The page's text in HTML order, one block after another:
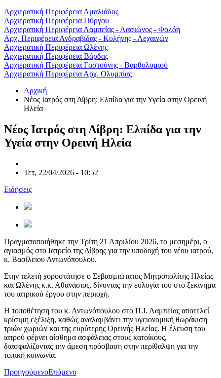
Αρχιερατική Περιφέρεια Αμαλιάδος
Αρχιερατική Περιφέρεια Πύργου
Αρχιερατική Περιφέρεια Λαμπείας - Λασιώνος - Φολόη
Αρχ. Περιφέρεια Ανδραβίδας - Κυλήνης - Λεχαινών
Αρχιερατική Περιφέρεια Ωλένης
Αρχιερατική Περιφέρεια Βάρδας
Αρχιερατική Περιφέρεια Γαστούνης - Βαρθολομιού
Αρχιερατική Περιφέρεια Αρχ. Ολυμπίας
Αρχική
Νέος Ιατρός στη Δίβρη: Ελπίδα για την Υγεία στην Ορεινή
Ηλεία
Νέος Ιατρός στη Δίβρη: Ελπίδα για την
Υγεία στην Ορεινή Ηλεία
Τετ, 22/04/2026 - 10:52
Ειδήσεις
Πραγματοποιήθηκε την Τρίτη 21 Απριλίου 2026, το μεσημέρι, ο
αγιασμός στο Ιατρείο της Δίβρης για την υποδοχή του νέου ιατρού,
κ. Βασίλειου Αντωνόπουλου.
Στην τελετή χοροστάτησε ο Σεβασμιώτατος Μητροπολίτης Ηλείας
και Ωλένης κ.κ. Αθανάσιος, δίνοντας την ευλογία του στο ξεκίνημα
του ιατρικού έργου στην περιοχή.
​Η τοποθέτηση του κ. Αντωνόπουλου στο Π.Ι. Λαμπείας αποτελεί
κρίσιμη εξέλιξη, καθώς αναλαμβάνει την υγειονομική θωράκιση
τριών χωριών και της ευρύτερης Ορεινής Ηλείας. Η έλευση του
ιατρού φέρνει αίσθημα ασφάλειας στους κατοίκους,
διασφαλίζοντας την άμεση πρόσβαση στην περίθαλψη για την
τοπική κοινωνία.
ΠροηγούμενοΕπόμενο